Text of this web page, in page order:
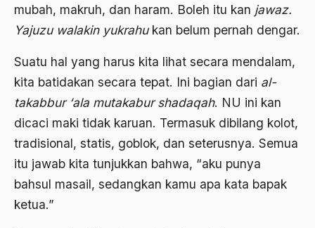
mubah, makruh, dan haram. Boleh itu kan jawaz.
Yajuzu walakin yukrahukan belum pernah dengar.
Suatu hal yang harus kita lihat secara mendalam,
kita batidakan secara tepat. Ini bagian dari al-
takabbur ‘ala mutakabur shadaqah. NU ini kan
dicaci maki tidak karuan. Termasuk dibilang kolot,
tradisional, statis, goblok, dan seterusnya. Semua
itu jawab kita tunjukkan bahwa, “aku punya
bahsul masail, sedangkan kamu apa kata bapak
ketua.”
Buku "1492"
Buku P4
Buku Primadosa
BUMN
Bung Hatta
Bung karno
Bung Tomo